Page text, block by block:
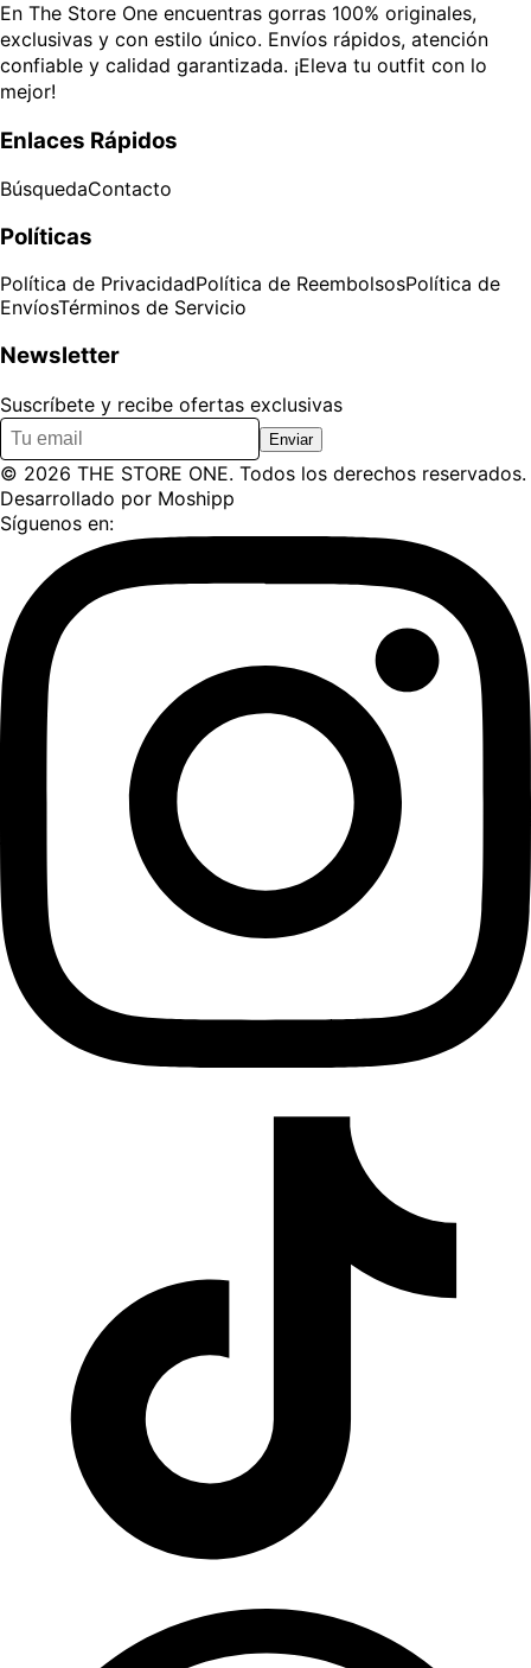
En The Store One encuentras gorras 100% originales,
exclusivas y con estilo único. Envíos rápidos, atención
confiable y calidad garantizada. ¡Eleva tu outfit con lo
mejor!
Enlaces Rápidos
BúsquedaContacto
Políticas
Política de PrivacidadPolítica de ReembolsosPolítica de
EnvíosTérminos de Servicio
Newsletter
Suscríbete y recibe ofertas exclusivas
Enviar
© 2026 THE STORE ONE. Todos los derechos reservados.
Desarrollado por Moshipp
Síguenos en: